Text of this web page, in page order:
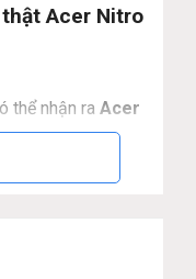
Acer Nitro
thể nhận ra Acer
đàn anh của nó.
tế, hiện đại.